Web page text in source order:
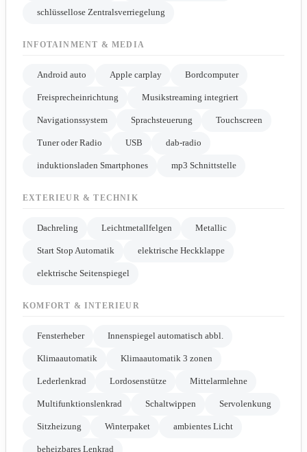
schlüssellose Zentralsverriegelung
INFOTAINMENT & MEDIA
Android auto Apple carplay Bordcomputer
Freisprecheinrichtung Musikstreaming integriert
Navigationssystem Sprachsteuerung Touchscreen
Tuner oder Radio USB dab-radio
induktionsladen Smartphones mp3 Schnittstelle
EXTERIEUR & TECHNIK
Dachreling Leichtmetallfelgen Metallic
Start Stop Automatik elektrische Heckklappe
elektrische Seitenspiegel
KOMFORT & INTERIEUR
Fensterheber Innenspiegel automatisch abbl.
Klimaautomatik Klimaautomatik 3 zonen
Lederlenkrad Lordosenstütze Mittelarmlehne
Multifunktionslenkrad Schaltwippen Servolenkung
Sitzheizung Winterpaket ambientes Licht
beheizbares Lenkrad